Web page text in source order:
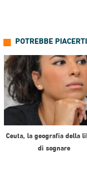
POTREBBE
Ceuta, la geografia della
di sognare